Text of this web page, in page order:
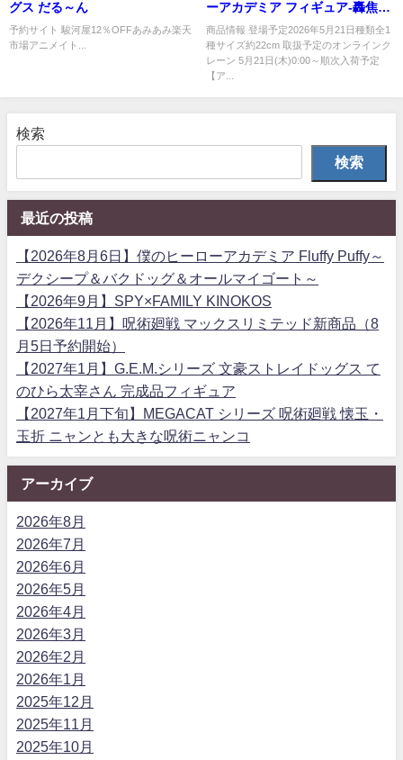
グス だる～ん
予約サイト 駿河屋12％OFFあみあみ楽天
市場アニメイト...
ーアカデミア フィギュア-轟焦
凍-
商品情報 登場予定2026年5月21日種類全1
種サイズ約22cm 取扱予定のオンラインク
レーン 5月21日(木)0:00～順次入荷予定
【ア...
検索
検索
最近の投稿
【2026年8月6日】僕のヒーローアカデミア Fluffy Puffy～
デクシープ＆バクドッグ＆オールマイゴート～
【2026年9月】SPY×FAMILY KINOKOS
【2026年11月】呪術廻戦 マックスリミテッド新商品（8
月5日予約開始）
【2027年1月】G.E.M.シリーズ 文豪ストレイドッグス て
のひら太宰さん 完成品フィギュア
【2027年1月下旬】MEGACAT シリーズ 呪術廻戦 懐玉・
玉折 ニャンとも大きな呪術ニャンコ
アーカイブ
2026年8月
2026年7月
2026年6月
2026年5月
2026年4月
2026年3月
2026年2月
2026年1月
2025年12月
2025年11月
2025年10月